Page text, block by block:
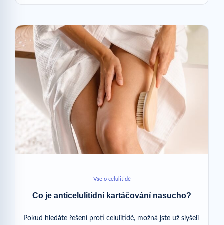
Vše o celulitidě
Co je anticelulitidní kartáčování nasucho?
Pokud hledáte řešení proti celulitidě, možná jste už slyšeli